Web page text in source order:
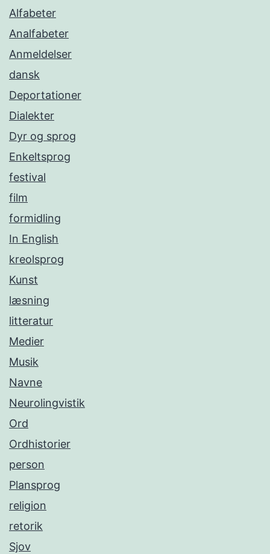
Alfabeter
Analfabeter
Anmeldelser
dansk
Deportationer
Dialekter
Dyr og sprog
Enkeltsprog
festival
film
formidling
In English
kreolsprog
Kunst
læsning
litteratur
Medier
Musik
Navne
Neurolingvistik
Ord
Ordhistorier
person
Plansprog
religion
retorik
Sjov